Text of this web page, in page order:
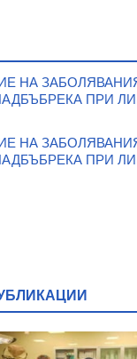
НА
ПРИ
НА
ПРИ